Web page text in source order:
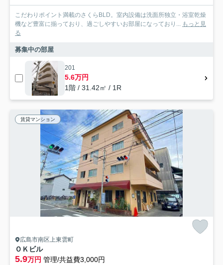
こだわりポイント満載のさくらBLD。室内設備は洗面所独立・浴室乾燥
機など豊富に揃っており、過ごしやすいお部屋になっており... もっと見
る
募集中の部屋
201
5.6万円
1階 / 31.42㎡ / 1R
賃貸マンション
広島市南区上東雲町
ＯＫビル
5.9万円 管理/共益費3,000円